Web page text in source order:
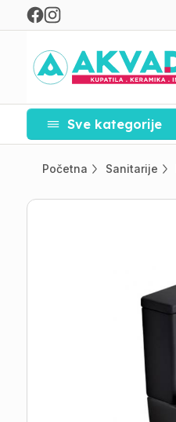
Sve kategorije
Početna Sanitarije